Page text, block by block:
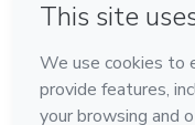
Feito com ❤ em